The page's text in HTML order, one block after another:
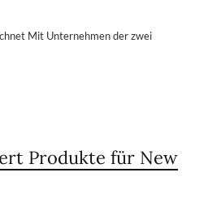
Mit Unternehmen der zwei
Produkte für New